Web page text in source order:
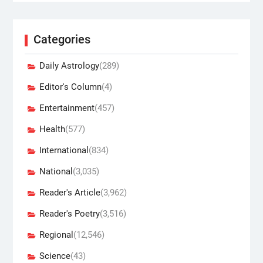
Categories
Daily Astrology(289)
Editor's Column(4)
Entertainment(457)
Health(577)
International (834)
National (3,035)
Reader's Article(3,962)
Reader's Poetry(3,516)
Regional (12,546)
Science(43)